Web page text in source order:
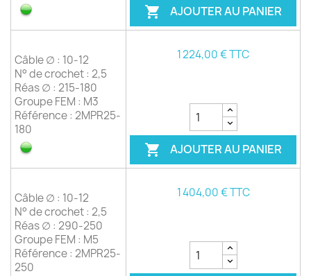
 AJOUTER AU PANIER
Câble ∅ : 10-12
N° de crochet : 2,5
Réas ∅ : 215-180
Groupe FEM : M3
Référence : 2MPR25-
180
1 224,00 € TTC
 AJOUTER AU PANIER
Câble ∅ : 10-12
N° de crochet : 2,5
Réas ∅ : 290-250
Groupe FEM : M5
Référence : 2MPR25-
250
1 404,00 € TTC